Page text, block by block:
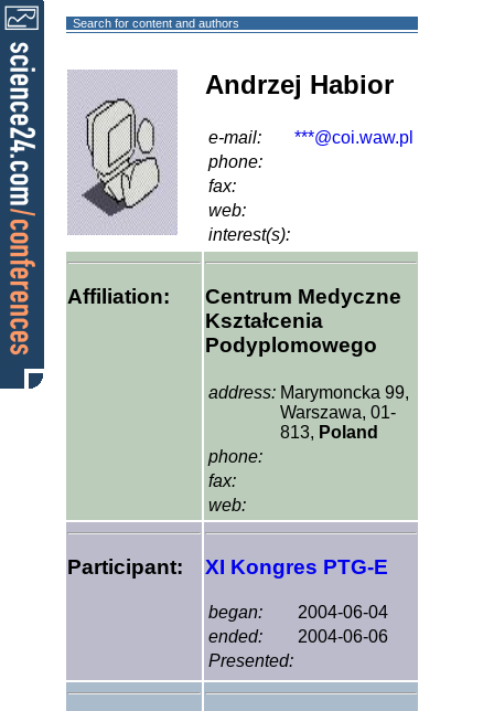
Search for content and authors
Andrzej Habior
e-mail:
***@coi.waw.pl
phone:
fax:
web:
interest(s):
Affiliation:
Centrum Medyczne
Kształcenia
Podyplomowego
address: Marymoncka 99,
Warszawa, 01-
813, Poland
phone:
fax:
web:
Participant: XI Kongres PTG-E
began:
2004-06-04
ended:
2004-06-06
Presented: